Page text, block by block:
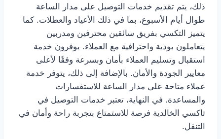
ذلك، يتم تقديم خدمات التوصيل على مدار الساعة
طوال أيام الأسبوع، بما في ذلك الأعياد والعطلات. كما
يتميز التكسي بفريق سائقين محترفين ومدربين
يتعاملون بودية واحترافية مع العملاء. يوفرون خدمة
استقبال وتسليم العملاء بأمان وبسرعة وفقًا لأعلى
معايير الجودة والأمان. بالإضافة إلى ذلك، يتوفر خدمة
عملاء متاحة على مدار الساعة للاستفسارات
والمساعدة. في النهاية، تعتبر خدمات التوصيل في
تاكسي الخالدية فرصة للاستمتاع بتجربة راحة وأمان في
التنقل.